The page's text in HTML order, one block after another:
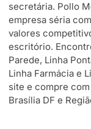
secretária. Pollo
empresa séria
valores
escritório.
Parede, Linha
Linha Farmácia e
site e compre
Brasília DF e